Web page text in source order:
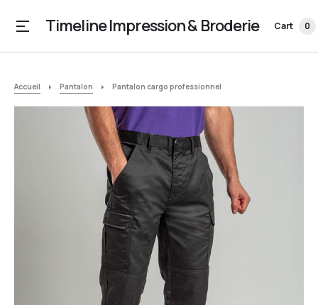
Timeline Impression & Broderie Cart 0
Accueil Pantalon Pantalon cargo professionnel